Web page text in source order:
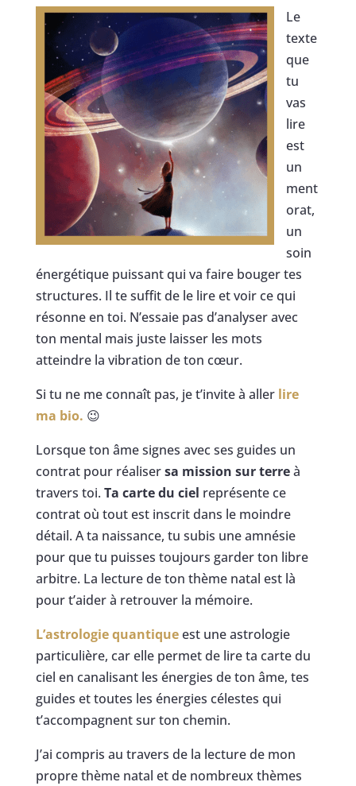
Le
texte
que
tu
vas
lire
est
un
ment
orat,
un
soin
énergétique puissant qui va faire bouger tes
structures. Il te suffit de le lire et voir ce qui
résonne en toi. N’essaie pas d’analyser avec
ton mental mais juste laisser les mots
atteindre la vibration de ton cœur.
Si tu ne me connaît pas, je t’invite à aller lire
ma bio. 😉
Lorsque ton âme signes avec ses guides un
contrat pour réalisersa mission sur terreà
travers toi. Ta carte du ciel représente ce
contrat où tout est inscrit dans le moindre
détail. A ta naissance, tu subis une amnésie
pour que tu puisses toujours garder ton libre
arbitre. La lecture de ton thème natal est là
pour t’aider à retrouver la mémoire.
L’astrologie quantiqueest une astrologie
particulière, car elle permet de lire ta carte du
ciel en canalisant les énergies de ton âme, tes
guides et toutes les énergies célestes qui
t’accompagnent sur ton chemin.
J’ai compris au travers de la lecture de mon
propre thème natal et de nombreux thèmes